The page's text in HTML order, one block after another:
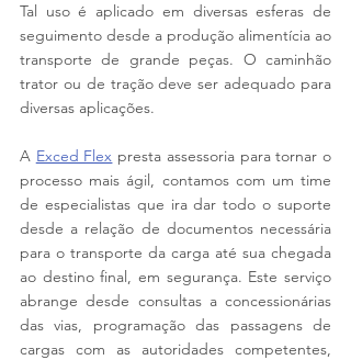
Tal uso é aplicado em diversas esferas de
seguimento desde a produção alimentícia ao
transporte de grande peças. O caminhão
trator ou de tração deve ser adequado para
diversas aplicações.
A Exced Flex presta assessoria para tornar o
processo mais ágil, contamos com um time
de especialistas que ira dar todo o suporte
desde a relação de documentos necessária
para o transporte da carga até sua chegada
ao destino final, em segurança. Este serviço
abrange desde consultas a concessionárias
das vias, programação das passagens de
cargas com as autoridades competentes,